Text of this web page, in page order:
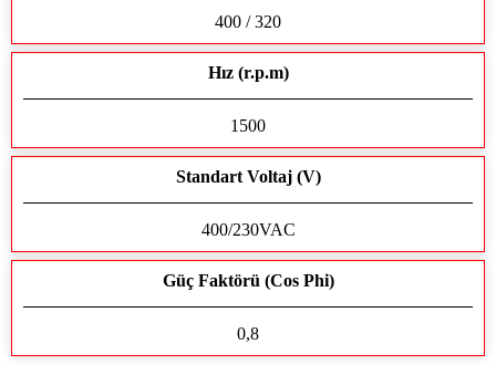
400 / 320
Hız (r.p.m)
1500
Standart Voltaj (V)
400/230VAC
Güç Faktörü (Cos Phi)
0,8